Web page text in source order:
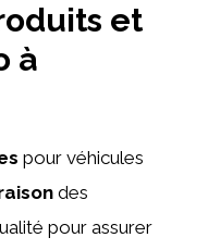
et
à
pour véhicules
des
pour assurer